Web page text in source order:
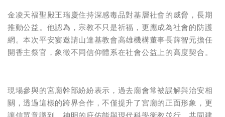
金凌天福聖殿王瑞慶住持深感毒品對基層社會的威脅，長期
推動公益。他認為，宗教不只是祈福，更應成為社會的防護
網。本次平安宴邀請山達基教會高雄機構董事長薛智元擔任
開香主祭官，象徵不同信仰體系在社會公益上的高度契合。
現場參與的宮廟幹部紛紛表示，過去廟會常被誤解與治安相
關，透過這樣的跨界合作，不僅提升了宮廟的正面形象，更